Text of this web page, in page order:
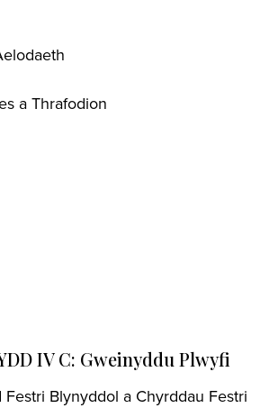
a Thrafodion
IV C: Gweinyddu Plwyfi
Festri Blynyddol a Chyrddau Festri